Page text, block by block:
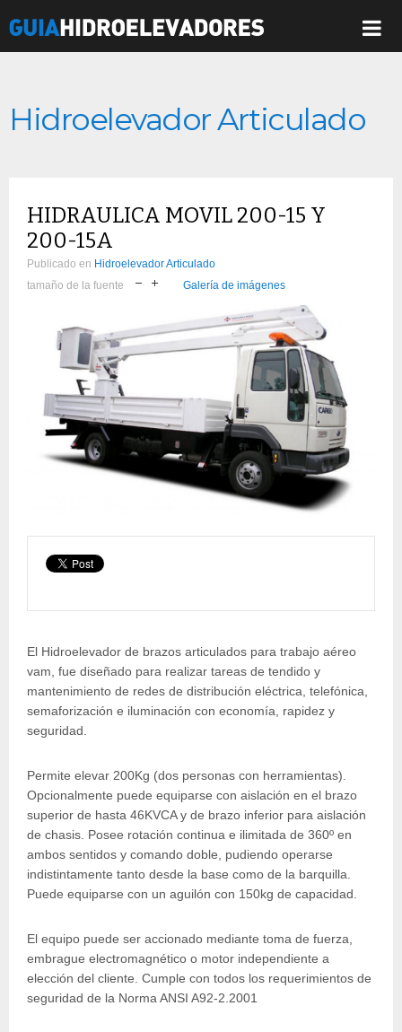
Hidroelevador Articulado
HIDRAULICA MOVIL 200-15 Y
200-15A
Publicado en Hidroelevador Articulado
tamaño de la fuente
Galería de imágenes
El Hidroelevador de brazos articulados para trabajo aéreo
vam, fue diseñado para realizar tareas de tendido y
mantenimiento de redes de distribución eléctrica, telefónica,
semaforización e iluminación con economía, rapidez y
seguridad.
Permite elevar 200Kg (dos personas con herramientas).
Opcionalmente puede equiparse con aislación en el brazo
superior de hasta 46KVCA y de brazo inferior para aislación
de chasis. Posee rotación continua e ilimitada de 360º en
ambos sentidos y comando doble, pudiendo operarse
indistintamente tanto desde la base como de la barquilla.
Puede equiparse con un aguilón con 150kg de capacidad.
El equipo puede ser accionado mediante toma de fuerza,
embrague electromagnético o motor independiente a
elección del cliente. Cumple con todos los requerimientos de
seguridad de la Norma ANSI A92-2.2001